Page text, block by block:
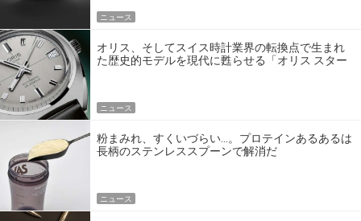
ニュース
オリス、そしてスイス時計業界の転換点で生まれ
た歴史的モデルを現代に甦らせる「オリス スター
ニュース
粉まみれ、すくいづらい…。プロテインあるあるは
長柄のステンレススプーンで解消だ
ニュース